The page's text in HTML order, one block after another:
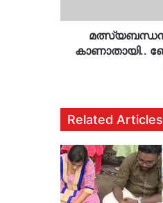
കാണാതായി..
Related Articles